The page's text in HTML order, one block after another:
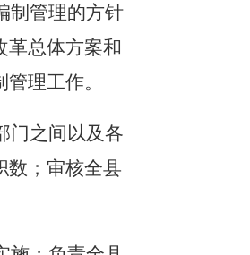
制管理的方针
革总体方案和
理工作。
门之间以及各
数；审核全县